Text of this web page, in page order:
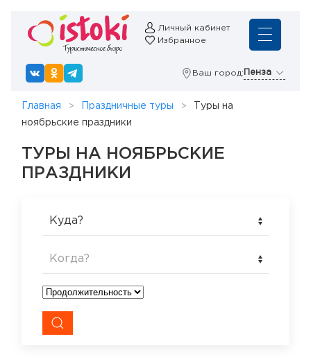
Личный кабинет
Избранное
Ваш город: Пенза
Главная Праздничные туры
Туры на
ноябрьские праздники
ТУРЫ НА НОЯБРЬСКИЕ
ПРАЗДНИКИ
Куда?
Когда?